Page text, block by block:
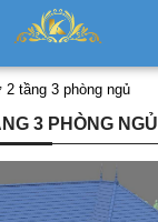
2 tầng 3 phòng ngủ
3 PHÒNG NGỦ